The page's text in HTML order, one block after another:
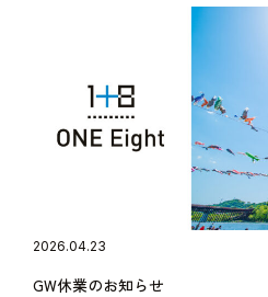
2026.04.23
GW休業のお知らせ